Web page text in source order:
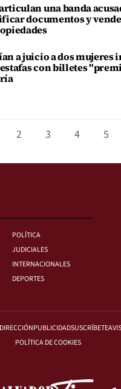
una banda
documentos y
a juicio a dos mujeres
con billetes
2 3 4 5
POLÍTICA
JUDICIALES
INTERNACIONALES
DEPORTES
DIRECCIÓNPUBLICIDADSUSCRÍBETE
POLÍTICA DE COOKIES